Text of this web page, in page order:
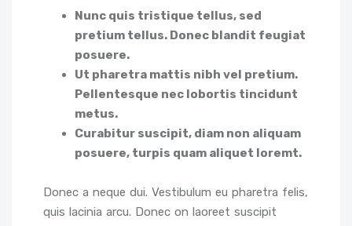
Nunc quis tristique tellus, sed
pretium tellus. Donec blandit feugiat
posuere.
Ut pharetra mattis nibh vel pretium.
Pellentesque nec lobortis tincidunt
metus.
Curabitur suscipit, diam non aliquam
posuere, turpis quam aliquet loremt.
Donec a neque dui. Vestibulum eu pharetra felis,
quis lacinia arcu. Donec on laoreet suscipit